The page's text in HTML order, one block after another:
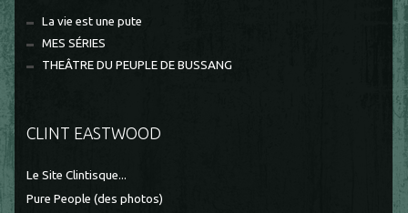
La vie est une pute
MES SÉRIES
THEÂTRE DU PEUPLE DE BUSSANG
CLINT EASTWOOD
Le Site Clintisque...
Pure People (des photos)